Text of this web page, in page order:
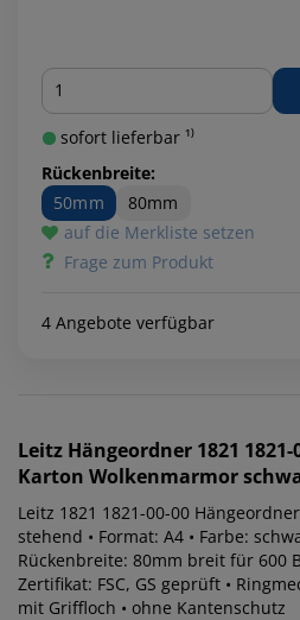
Menge
sofort lieferbar ¹⁾
Rückenbreite:
50mm
80mm
auf die Merkliste setzen
Frage zum Produkt
4 Angebote verfügbar
Leitz Hängeordner 1821
Karton Wolkenmarmor
Leitz 1821 1821-00-00
stehend • Format: A4 • Farbe:
Rückenbreite: 80mm breit für 600
Zertifikat: FSC, GS geprüft •
mit Griffloch • ohne Kantenschutz